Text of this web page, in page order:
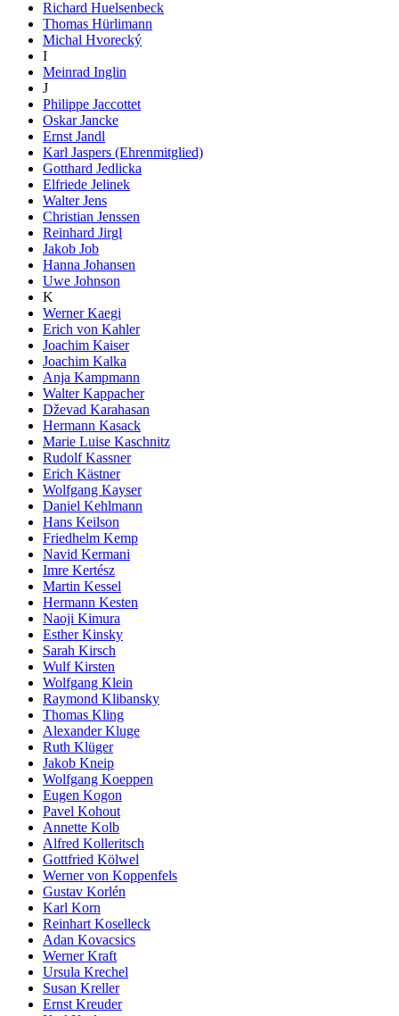
Richard Huelsenbeck
Thomas Hürlimann
Michal Hvorecký
I
Meinrad Inglin
J
Philippe Jaccottet
Oskar Jancke
Ernst Jandl
Karl Jaspers (Ehrenmitglied)
Gotthard Jedlicka
Elfriede Jelinek
Walter Jens
Christian Jenssen
Reinhard Jirgl
Jakob Job
Hanna Johansen
Uwe Johnson
K
Werner Kaegi
Erich von Kahler
Joachim Kaiser
Joachim Kalka
Anja Kampmann
Walter Kappacher
Dževad Karahasan
Hermann Kasack
Marie Luise Kaschnitz
Rudolf Kassner
Erich Kästner
Wolfgang Kayser
Daniel Kehlmann
Hans Keilson
Friedhelm Kemp
Navid Kermani
Imre Kertész
Martin Kessel
Hermann Kesten
Naoji Kimura
Esther Kinsky
Sarah Kirsch
Wulf Kirsten
Wolfgang Klein
Raymond Klibansky
Thomas Kling
Alexander Kluge
Ruth Klüger
Jakob Kneip
Wolfgang Koeppen
Eugen Kogon
Pavel Kohout
Annette Kolb
Alfred Kolleritsch
Gottfried Kölwel
Werner von Koppenfels
Gustav Korlén
Karl Korn
Reinhart Koselleck
Adan Kovacsics
Werner Kraft
Ursula Krechel
Susan Kreller
Ernst Kreuder